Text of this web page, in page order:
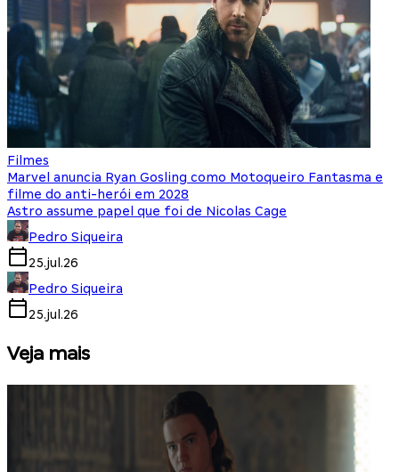
Filmes
Marvel anuncia Ryan Gosling como Motoqueiro Fantasma e
filme do anti-herói em 2028
Astro assume papel que foi de Nicolas Cage
Pedro Siqueira
25.jul.26
Pedro Siqueira
25.jul.26
Veja mais